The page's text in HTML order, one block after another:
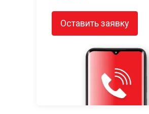
Оставить заявку